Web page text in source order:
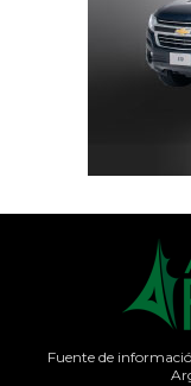
Fuente de